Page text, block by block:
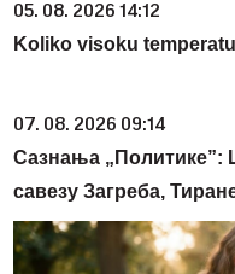
05. 08. 2026 14:12
Koliko visoku
07. 08. 2026 09:14
Сазнања „Политике”:
савезу Загреба,